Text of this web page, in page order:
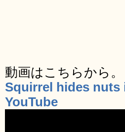
動画はこちらから。
Squirrel hides nuts
YouTube